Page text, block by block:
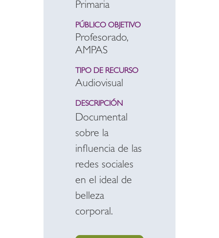
Primaria
PÚBLICO OBJETIVO
Profesorado,
AMPAS
TIPO DE RECURSO
Audiovisual
DESCRIPCIÓN
Documental
sobre la
influencia de las
redes sociales
en el ideal de
belleza
corporal.